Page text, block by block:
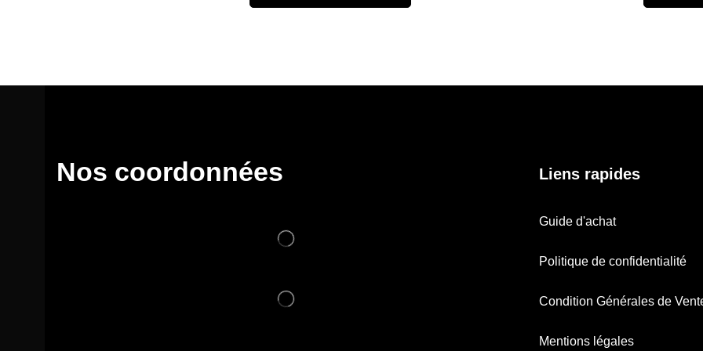
Nos coordonnées Liens rapides
Guide d'achat
Politique de confidentialité
Condition Générales de
Mentions légales